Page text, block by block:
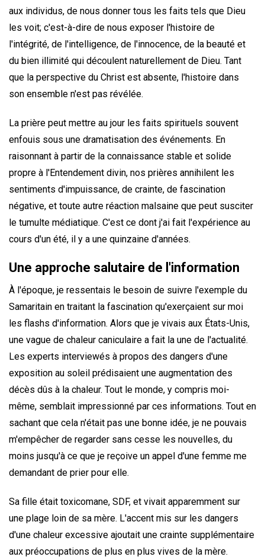
aux individus, de nous donner tous les faits tels que Dieu
les voit; c'est-à-dire de nous exposer l'histoire de
l'intégrité, de l'intelligence, de l'innocence, de la beauté et
du bien illimité qui découlent naturellement de Dieu. Tant
que la perspective du Christ est absente, l'histoire dans
son ensemble n'est pas révélée.
La prière peut mettre au jour les faits spirituels souvent
enfouis sous une dramatisation des événements. En
raisonnant à partir de la connaissance stable et solide
propre à l'Entendement divin, nos prières annihilent les
sentiments d'impuissance, de crainte, de fascination
négative, et toute autre réaction malsaine que peut susciter
le tumulte médiatique. C'est ce dont j'ai fait l'expérience au
cours d'un été, il y a une quinzaine d'années.
Une approche salutaire de l'information
À l'époque, je ressentais le besoin de suivre l'exemple du
Samaritain en traitant la fascination qu'exerçaient sur moi
les flashs d'information. Alors que je vivais aux États-Unis,
une vague de chaleur caniculaire a fait la une de l'actualité.
Les experts interviewés à propos des dangers d'une
exposition au soleil prédisaient une augmentation des
décès dûs à la chaleur. Tout le monde, y compris moi-
même, semblait impressionné par ces informations. Tout en
sachant que cela n'était pas une bonne idée, je ne pouvais
m'empêcher de regarder sans cesse les nouvelles, du
moins jusqu'à ce que je reçoive un appel d'une femme me
demandant de prier pour elle.
Sa fille était toxicomane, SDF, et vivait apparemment sur
une plage loin de sa mère. L'accent mis sur les dangers
d'une chaleur excessive ajoutait une crainte supplémentaire
aux préoccupations de plus en plus vives de la mère.